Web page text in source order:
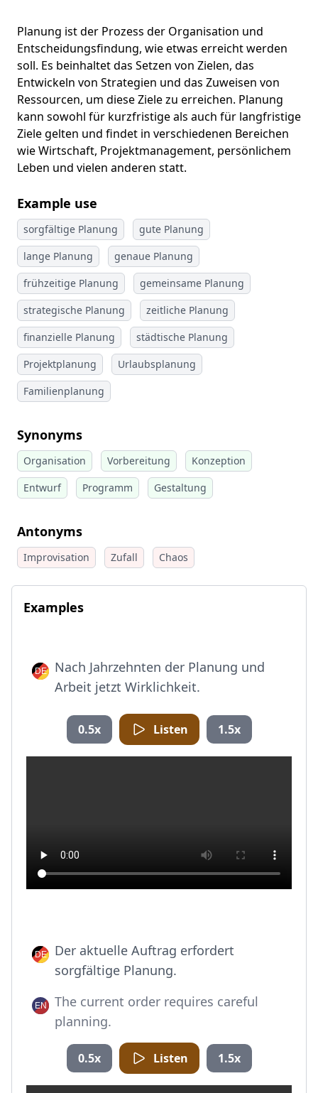
Planung ist der Prozess der Organisation und
Entscheidungsfindung, wie etwas erreicht werden
soll. Es beinhaltet das Setzen von Zielen, das
Entwickeln von Strategien und das Zuweisen von
Ressourcen, um diese Ziele zu erreichen. Planung
kann sowohl für kurzfristige als auch für langfristige
Ziele gelten und findet in verschiedenen Bereichen
wie Wirtschaft, Projektmanagement, persönlichem
Leben und vielen anderen statt.
Example use
sorgfältige Planung
gute Planung
lange Planung
genaue Planung
frühzeitige Planung
gemeinsame Planung
strategische Planung
zeitliche Planung
finanzielle Planung
städtische Planung
Projektplanung
Urlaubsplanung
Familienplanung
Synonyms
Organisation Vorbereitung
Konzeption
Entwurf
Programm Gestaltung
Antonyms
Improvisation Zufall Chaos
Examples
Nach Jahrzehnten der Planung und
Arbeit jetzt Wirklichkeit.
0.5x Listen 1.5x
Der aktuelle Auftrag erfordert
sorgfältige Planung.
The current order requires careful
planning.
0.5x Listen 1.5x